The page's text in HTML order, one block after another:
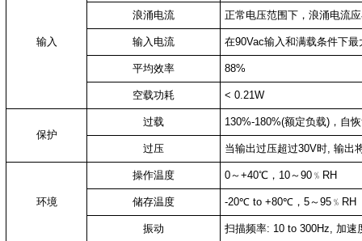
输入
浪涌电流 正常电压范围下，浪涌电流
输入电流 在90Vac输入和满载条件下最
平均效率 88%
空载功耗 < 0.21W
保护
过载 130%-180%(额定负载)，自
过压 当输出过压超过30V时, 输出
环境
操作温度 0～+40℃，10～90﹪RH
储存温度 -20℃ to +80℃，5～95﹪RH
振动 扫描频率: 10 to 300Hz, 加速